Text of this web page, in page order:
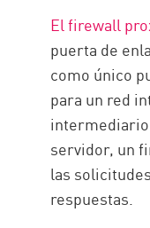
El firewall
puerta de
como único
para un red
servidor, un
las
respuestas.